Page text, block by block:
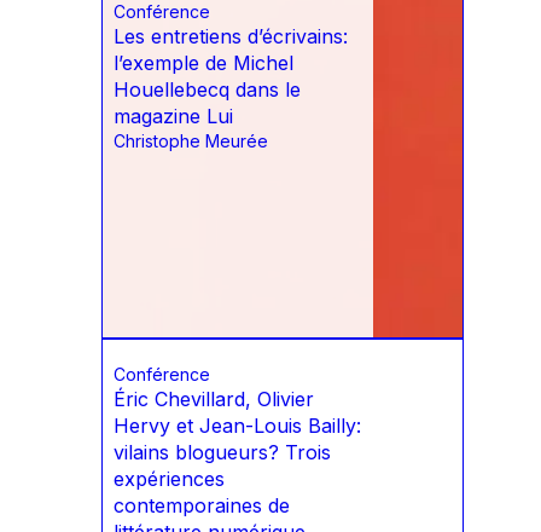
Conférence
Les entretiens d’écrivains:
l’exemple de Michel
Houellebecq dans le
magazine Lui
Christophe Meurée
Conférence
Éric Chevillard, Olivier
Hervy et Jean-Louis Bailly:
vilains blogueurs? Trois
expériences
contemporaines de